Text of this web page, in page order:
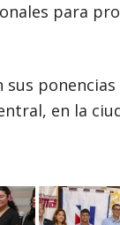
para
en la